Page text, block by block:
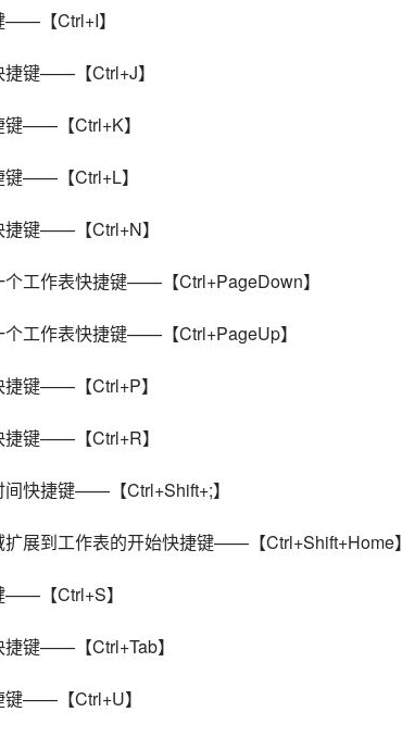
——【Ctrl+I】
捷键——【Ctrl+J】
键——【Ctrl+K】
键——【Ctrl+L】
捷键——【Ctrl+N】
个工作表快捷键——【Ctrl+PageDown】
工作表快捷键——【Ctrl+PageUp】
捷键——【Ctrl+P】
捷键——【Ctrl+R】
快捷键——【Ctrl+Shift+;】
展到工作表的开始快捷键——【Ctrl+Shift+Home】
——【Ctrl+S】
键——【Ctrl+Tab】
键——【Ctrl+U】